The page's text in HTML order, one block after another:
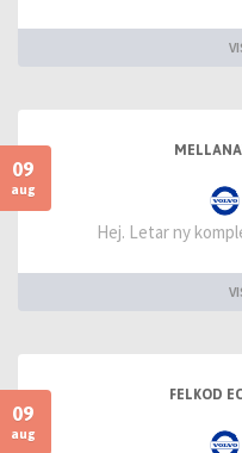
09
aug
Hej. Letar ny
09
aug
FELKOD